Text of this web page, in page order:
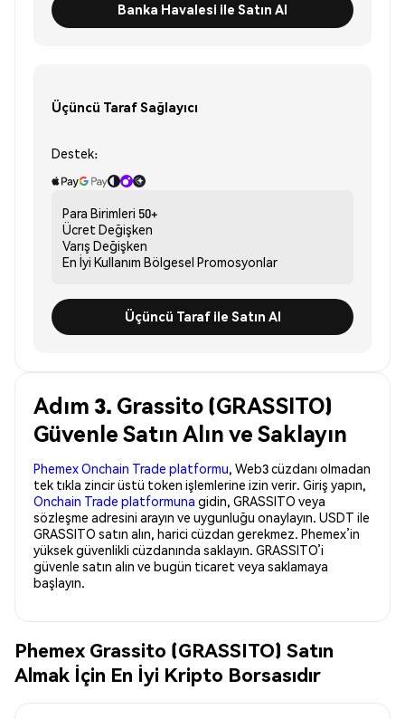
Banka Havalesi ile Satın Al
Üçüncü Taraf Sağlayıcı
Destek:
Para Birimleri 50+
Ücret Değişken
Varış Değişken
En İyi Kullanım Bölgesel Promosyonlar
Üçüncü Taraf ile Satın Al
Adım 3. Grassito (GRASSITO)
Güvenle Satın Alın ve Saklayın
Phemex Onchain Trade platformu, Web3 cüzdanı olmadan
tek tıkla zincir üstü token işlemlerine izin verir. Giriş yapın,
Onchain Trade platformuna gidin, GRASSITO veya
sözleşme adresini arayın ve uygunluğu onaylayın. USDT ile
GRASSITO satın alın, harici cüzdan gerekmez. Phemex’in
yüksek güvenlikli cüzdanında saklayın. GRASSITO’i
güvenle satın alın ve bugün ticaret veya saklamaya
başlayın.
Phemex Grassito (GRASSITO) Satın
Almak İçin En İyi Kripto Borsasıdır